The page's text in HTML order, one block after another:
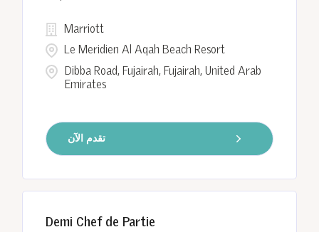
Dibba Road, Fujairah, Fujairah, United Arab
Emirates
Marriott
Le Meridien Al Aqah Beach Resort
تقدم الآن
Demi Chef de Partie